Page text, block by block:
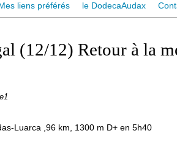
liens préférés le DodecaAudax
(12/12) Retour à la
Luarca ,96 km, 1300 m D+ en 5h40